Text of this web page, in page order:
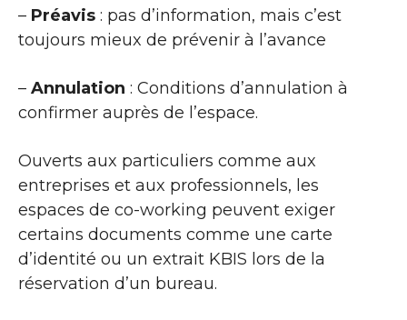
– Préavis : pas d’information, mais c’est
toujours mieux de prévenir à l’avance
– Annulation : Conditions d’annulation à
confirmer auprès de l’espace.
Ouverts aux particuliers comme aux
entreprises et aux professionnels, les
espaces de co-working peuvent exiger
certains documents comme une carte
d’identité ou un extrait KBIS lors de la
réservation d’un bureau.